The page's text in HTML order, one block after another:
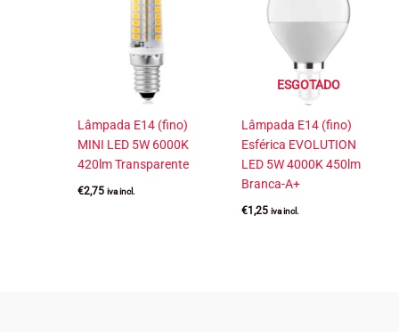
Lâmpada E14 (fino)
MINI LED 5W 6000K
420lm Transparente
€2,75 iva incl.
ESGOTADO
Lâmpada E14 (fino)
Esférica EVOLUTION
LED 5W 4000K 450lm
Branca-A+
€1,25 iva incl.